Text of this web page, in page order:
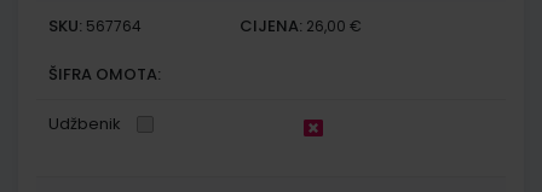
SKU: 567764 CIJENA: 26,00 €
ŠIFRA OMOTA:
Udžbenik